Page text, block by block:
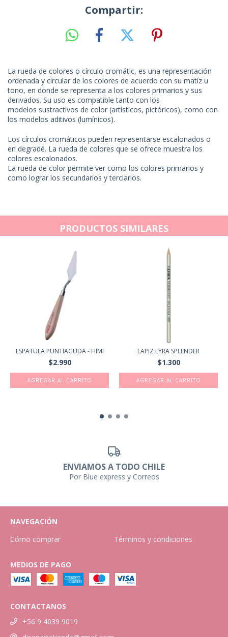
Compartir:
La rueda de colores o círculo cromátic, es una representación
ordenada y circular de los colores de acuerdo con su matiz u
tono, en donde se representa a los colores primarios y sus
derivados. Su uso es compatible tanto con los
modelos sustractivos de color (artísticos, pictóricos), como con
los modelos aditivos (lumínicos).
Los círculos cromáticos pueden representarse escalonados o
en degradé. La rueda de colores que se ofrece muestra los
colores escalonados.
La rueda de color permite ver como los colores primarios y
como lograr los secundarios y terciarios.
PRODUCTOS SIMILARES
ESPATULA PUNTIAGUDA - HIMI
$2.990
LAPIZ LYRA SPLENDER
$1.300
ENVIAMOS A TODO CHILE
Por Blue express y Correos
NAVEGACIÓN
Cómo comprar
Términos y condiciones
MEDIOS DE PAGO
CONTACTANOS
+56 9 4039 9019